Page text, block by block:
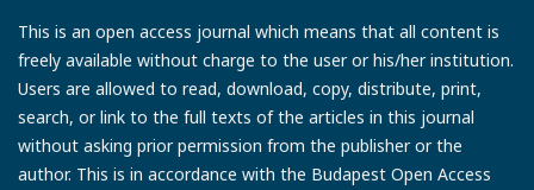
This is an open access journal which means that all content is
freely available without charge to the user or his/her institution.
Users are allowed to read, download, copy, distribute, print,
search, or link to the full texts of the articles in this journal
without asking prior permission from the publisher or the
author. This is in accordance with the Budapest Open Access